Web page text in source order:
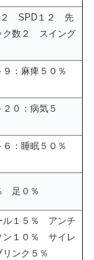
２ SPD１２ 先
数２ スイング
：麻痺５０％
０：病気５
：睡眠５０％
足０％
ル１５％ アンチ
ン１０％ サイレ
ンク５％